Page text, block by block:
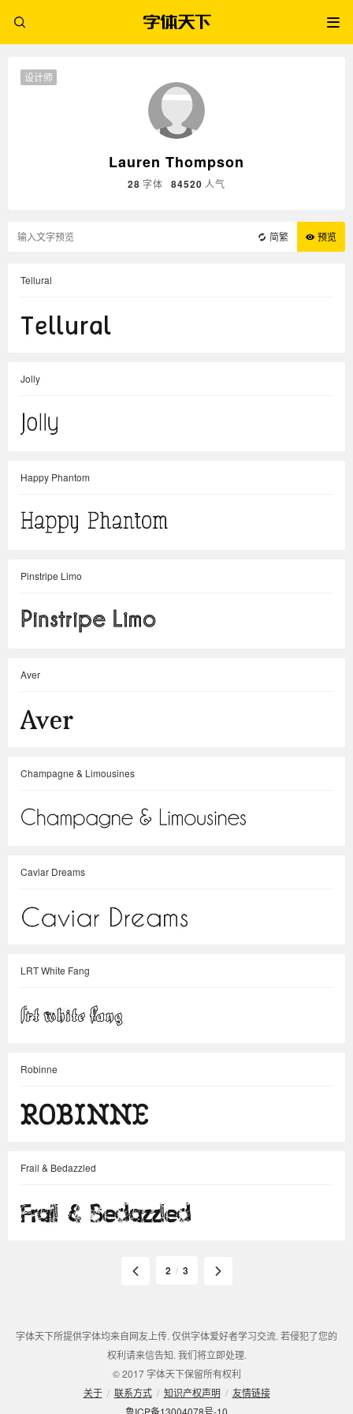
Lauren Thompson
28 字体 84520 人气
设计师
简繁 预览
Tellural
Jolly
Happy Phantom
Pinstripe Limo
Aver
Champagne & Limousines
Caviar Dreams
LRT White Fang
Robinne
Frail & Bedazzled
2 / 3
字体天下所提供字体均来自网友上传. 仅供字体爱好者学习交流. 若侵犯了您的
权利请来信告知. 我们将立即处理.
© 2017 字体天下保留所有权利
关于 / 联系方式 / 知识产权声明 / 友情链接
鲁ICP备13004078号-10